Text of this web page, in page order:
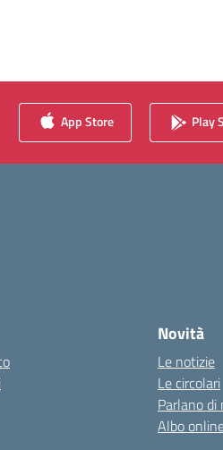
App Store Play
Novità
Le notizie
Le circolari
Parlano di
Albo